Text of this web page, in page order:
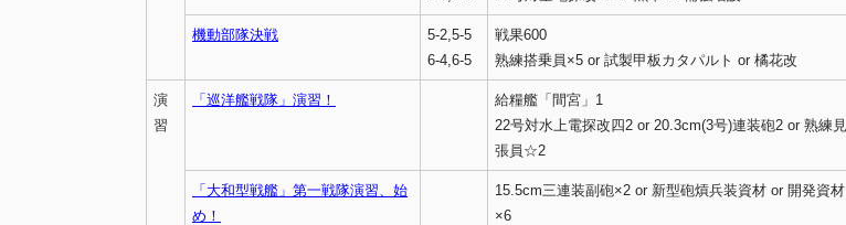
機動部隊決戦
5-2,5-5
6-4,6-5
戦果600
熟練搭乗員×5 or 試製甲板カタパルト or 橘花改
演
習
「巡洋艦戦隊」演習！
給糧艦「間宮」1
22号対水上電探改四2 or 20.3cm(3号)連装砲2 or 熟練見
張員☆2
「大和型戦艦」第一戦隊演習、始
め！
15.5cm三連装副砲×2 or 新型砲熕兵装資材 or 開発資材
×6